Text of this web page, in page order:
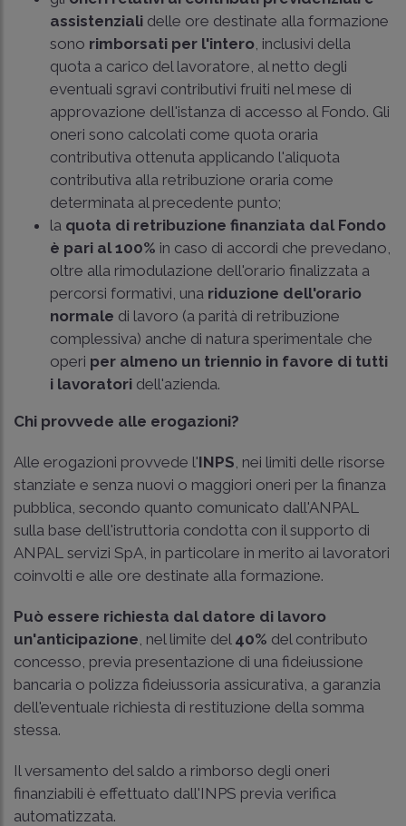
assistenziali delle ore destinate alla formazione
sono rimborsati per l'intero , inclusivi della
quota a carico del lavoratore, al netto degli
eventuali sgravi contributivi fruiti nel mese di
approvazione dell'istanza di accesso al Fondo. Gli
oneri sono calcolati come quota oraria
contributiva ottenuta applicando l'aliquota
contributiva alla retribuzione oraria come
determinata al precedente punto;
la quota di retribuzione finanziata dal Fondo
è pari al 100% in caso di accordi che prevedano,
oltre alla rimodulazione dell'orario finalizzata a
percorsi formativi, una riduzione dell'orario
normale di lavoro (a parità di retribuzione
complessiva) anche di natura sperimentale che
operi per almeno un triennio in favore di tutti
i lavoratori dell'azienda.
Chi provvede alle erogazioni?
Alle erogazioni provvede l'INPS , nei limiti delle risorse
stanziate e senza nuovi o maggiori oneri per la finanza
pubblica, secondo quanto comunicato dall'ANPAL
sulla base dell'istruttoria condotta con il supporto di
ANPAL servizi SpA, in particolare in merito ai lavoratori
coinvolti e alle ore destinate alla formazione.
Può essere richiesta dal datore di lavoro
un'anticipazione , nel limite del 40% del contributo
concesso, previa presentazione di una fideiussione
bancaria o polizza fideiussoria assicurativa, a garanzia
dell'eventuale richiesta di restituzione della somma
stessa.
Il versamento del saldo a rimborso degli oneri
finanziabili è effettuato dall'INPS previa verifica
automatizzata.